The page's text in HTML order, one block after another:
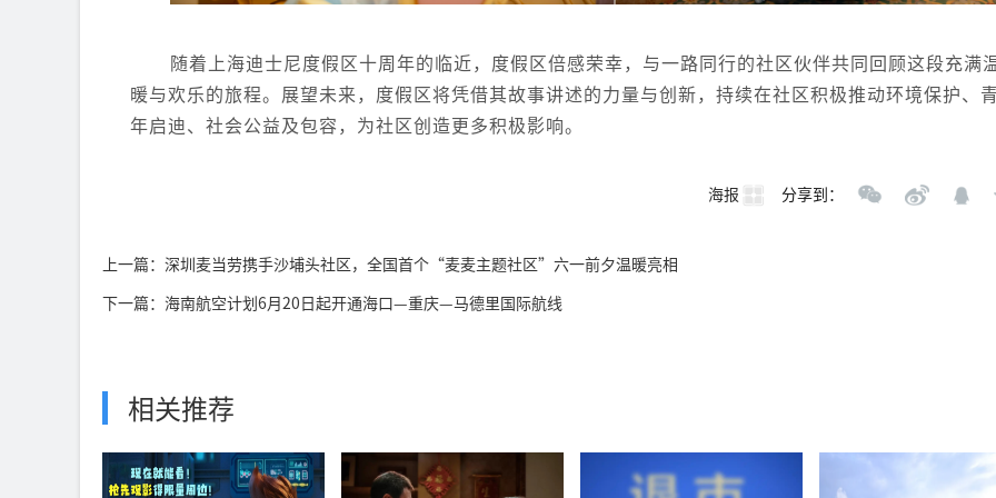
随着上海迪士尼度假区十周年的临近，度假区倍感荣幸，与一路同行的社区伙伴共同回顾这段充满
暖与欢乐的旅程。展望未来，度假区将凭借其故事讲述的力量与创新，持续在社区积极推动环境保护、
年启迪、社会公益及包容，为社区创造更多积极影响。
海报 分享到：
上一篇：深圳麦当劳携手沙埔头社区，全国首个“麦麦主题社区”六一前夕温暖亮相
下一篇：海南航空计划6月20日起开通海口—重庆—马德里国际航线
相关推荐